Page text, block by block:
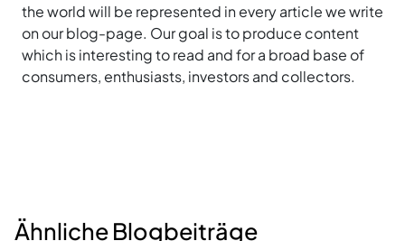
the world will be represented in every article we write
on our blog-page. Our goal is to produce content
which is interesting to read and for a broad base of
consumers, enthusiasts, investors and collectors.
Ähnliche Blogbeiträge